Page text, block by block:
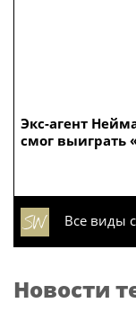
Экс-агент
смог выиграть
Все виды
Новости